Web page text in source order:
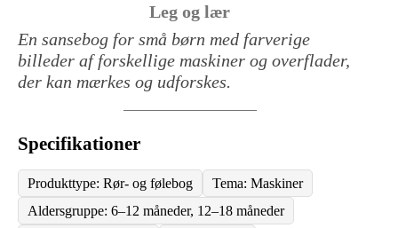
Leg og lær
En sansebog for små børn med farverige
billeder af forskellige maskiner og overflader,
der kan mærkes og udforskes.
Specifikationer
Produkttype: Rør- og følebog
Tema: Maskiner
Aldersgruppe: 6–12 måneder, 12–18 måneder